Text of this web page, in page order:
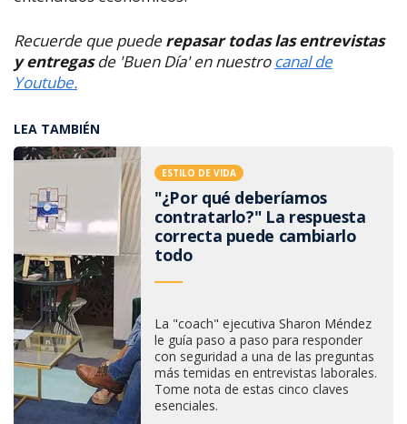
Recuerde que puede repasar todas las entrevistas
y entregasde 'Buen Día' en nuestro canal de
Youtube.
LEA TAMBIÉN
ESTILO DE VIDA
"¿Por qué deberíamos
contratarlo?" La respuesta
correcta puede cambiarlo
todo
La "coach" ejecutiva Sharon Méndez
le guía paso a paso para responder
con seguridad a una de las preguntas
más temidas en entrevistas laborales.
Tome nota de estas cinco claves
esenciales.